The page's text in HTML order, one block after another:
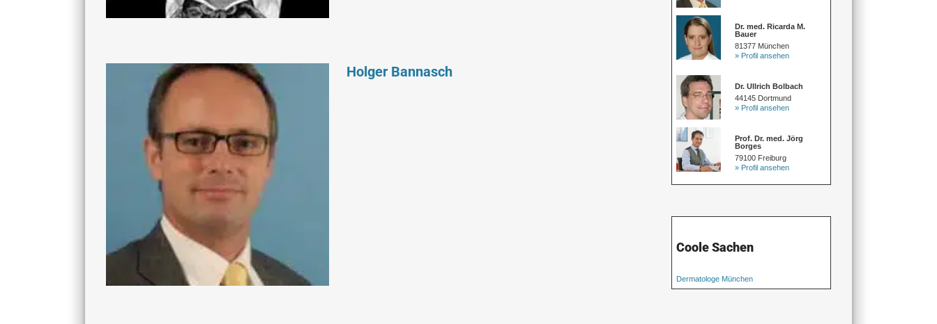
Holger Bannasch
Dr. med. Ricarda M.
Bauer
81377 München
» Profil ansehen
Dr. Ullrich Bolbach
44145 Dortmund
» Profil ansehen
Prof. Dr. med. Jörg
Borges
79100 Freiburg
» Profil ansehen
Coole Sachen
Dermatologe München